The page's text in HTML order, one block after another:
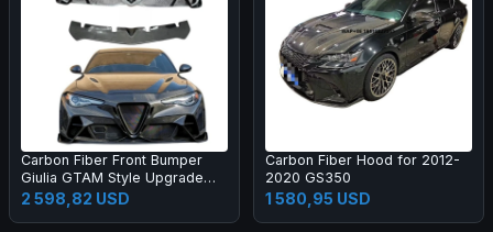
Carbon Fiber Front Bumper
Giulia GTAM Style Upgrade
Black Color One Year Warranty
2 598,82 USD
Carbon Fiber Hood for 2012-
2020 GS350
1 580,95 USD